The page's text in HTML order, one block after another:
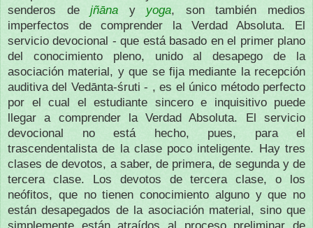
senderos dejñāna y yoga, son también medios
imperfectos de comprender la Verdad Absoluta. El
servicio devocional - que está basado en el primer plano
del conocimiento pleno, unido al desapego de la
asociación material, y que se fija mediante la recepción
auditiva del Vedānta-śruti - , es el único método perfecto
por el cual el estudiante sincero e inquisitivo puede
llegar a comprender la Verdad Absoluta. El servicio
devocional no está hecho, pues, para el
trascendentalista de la clase poco inteligente. Hay tres
clases de devotos, a saber, de primera, de segunda y de
tercera clase. Los devotos de tercera clase, o los
neófitos, que no tienen conocimiento alguno y que no
están desapegados de la asociación material, sino que
simplemente están atraídos al proceso preliminar de